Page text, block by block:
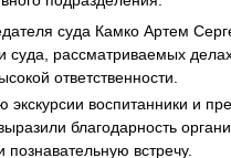
суда Камко Артем
суда, рассматриваемых
ответственности.
экскурсии воспитанники и
благодарность
познавательную встречу.